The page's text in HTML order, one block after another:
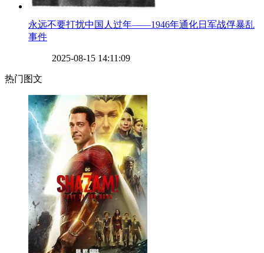
​永远不要打扰中国人过年——1946年通化日军战俘暴乱
事件
2025-08-15 14:11:09
热门图文